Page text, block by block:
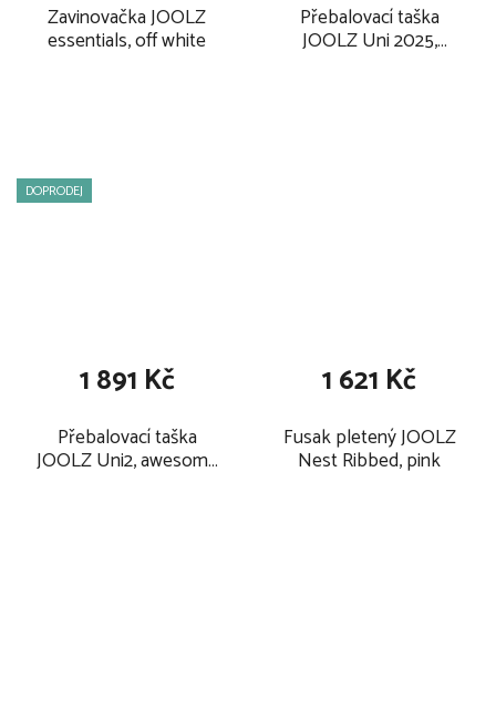
Zavinovačka JOOLZ
essentials, off white
Přebalovací taška
JOOLZ Uni 2025,
DOPRODEJ
Přebalovací taška
JOOLZ Uni2, awesome
1 891 Kč
Fusak pletený JOOLZ
Nest Ribbed, pink
1 621 Kč